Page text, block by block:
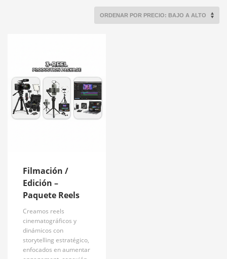
Filmación /
Edición –
Paquete Reels
Creamos reels
cinematográficos y
dinámicos con
storytelling estratégico,
enfocados en aumentar